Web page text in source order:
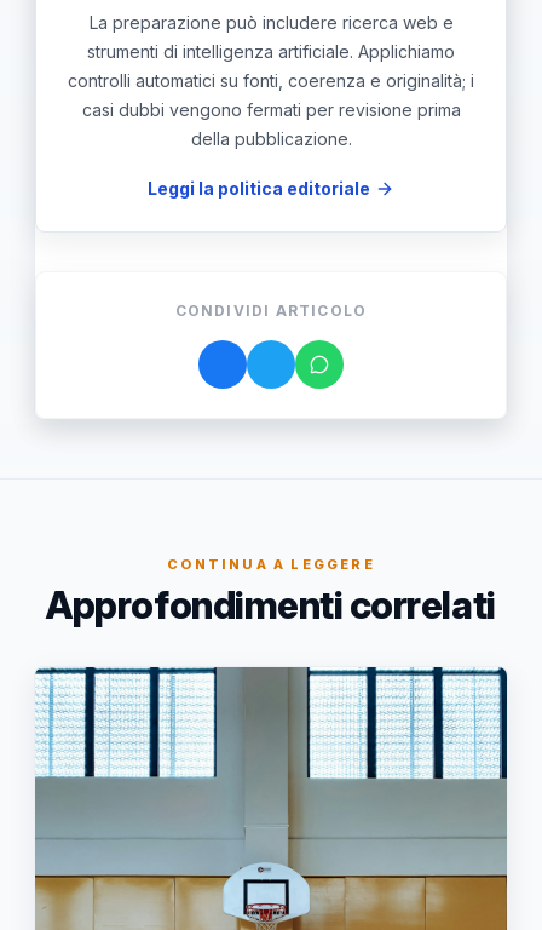
La preparazione può includere ricerca web e
strumenti di intelligenza artificiale. Applichiamo
controlli automatici su fonti, coerenza e originalità; i
casi dubbi vengono fermati per revisione prima
della pubblicazione.
Leggi la politica editoriale
CONDIVIDI ARTICOLO
CONTINUA A LEGGERE
Approfondimenti correlati